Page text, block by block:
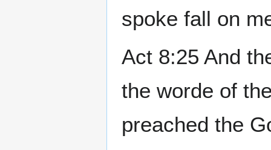
spoke fall on
Act 8:25 And
the worde of
preached the